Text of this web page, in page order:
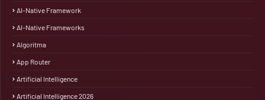
AI-Native Framework
AI-Native Frameworks
Algoritma
App Router
Artificial Intelligence
Artificial Intelligence 2026